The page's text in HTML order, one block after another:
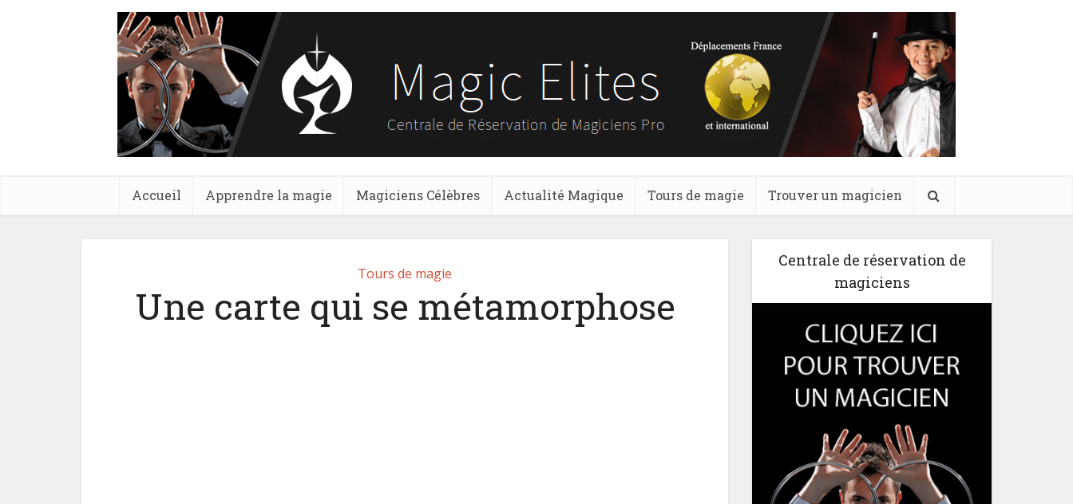
Accueil Apprendre la magie Magiciens Célèbres Actualité Magique Tours de magie Trouver un magicien
Tours de magie
Une carte qui se métamorphose
Centrale de réservation de
magiciens